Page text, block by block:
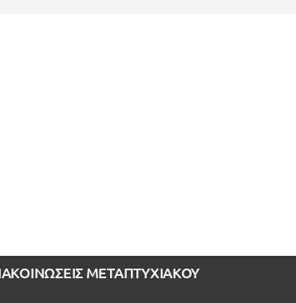
ΜΕΤΑΠΤΥΧΙΑΚΟΥ